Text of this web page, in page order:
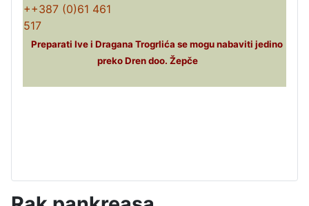
++387 (0)61 461
517
Preparati Ive i Dragana Trogrlića se mogu nabaviti jedino
preko Dren doo. Žepče